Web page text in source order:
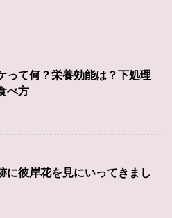
って何？栄養効能は？下処理
べ方
に彼岸花を見にいってきまし